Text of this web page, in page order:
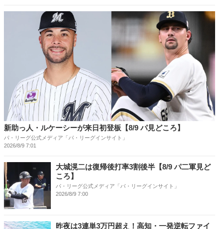
新助っ人・ルケーシーが来日初登板【8/9 パ見どころ】
パ・リーグ公式メディア「パ・リーグインサイト」
2026/8/9 7:01
大城滉二は復帰後打率3割後半【8/9 パ二軍見ど
ころ】
パ・リーグ公式メディア「パ・リーグインサイト」
2026/8/9 7:00
昨夜は3連単3万円超え！高知・一発逆転ファイ